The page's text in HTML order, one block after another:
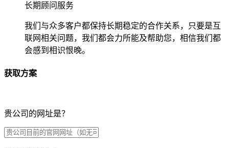
长期顾问服务
我们与众多客户都保持长期稳定的合作关系，只要是互
联网相关问题，我们都会力所能及帮助您，相信我们都
会感到相识恨晚。
获取方案
贵公司的网址是？